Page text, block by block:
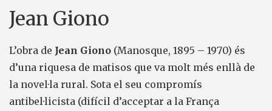
Jean Giono
L’obra de Jean Giono (Manosque, 1895 – 1970) és
d’una riquesa de matisos que va molt més enllà de
la novel·la rural. Sota el seu compromís
antibel·licista (difícil d’acceptar a la França